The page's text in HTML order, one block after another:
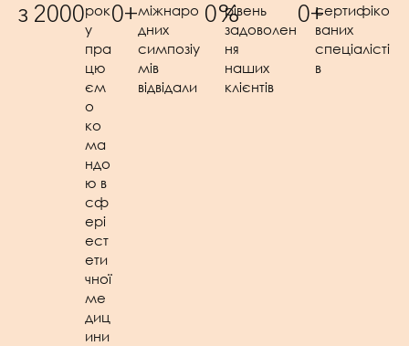
з 2000рок
у
пра
цю
єм
о
ко
ма
ндо
ю в
сф
ері
ест
ети
чної
ме
диц
ини
0+міжнаро
дних
симпозіу
мів
відвідали
0%
рівень
задоволен
ня
наших
клієнтів
0+
сертифіко
ваних
спеціалісті
в